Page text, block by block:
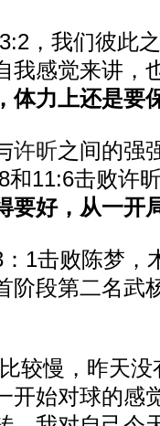
，我们彼此
我感觉来讲，
体力上还是要
许昕之间的强
和11:6击败许
要好，从一开
击败陈梦，
阶段第二名武
慢，昨天没
开始对球的感